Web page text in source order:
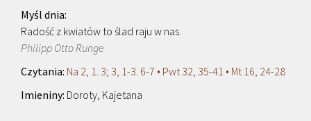
Radość z kwiatów to ślad raju w nas.
Philipp Otto Runge
Na 2, 1. 3; 3, 1-3. 6-7 • Pwt 32, 35-41 • Mt 16, 24-28
Doroty, Kajetana